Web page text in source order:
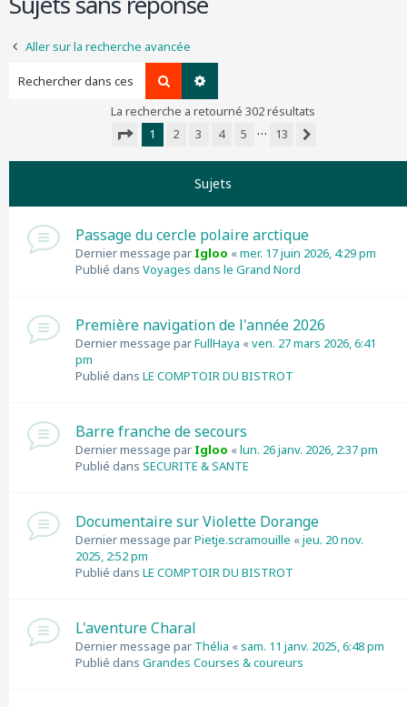
Aller sur la recherche avancée
Rechercher
La recherche a retourné 302 résultats
1 2 3 4 5 …
13
Sujets
Passage du cercle polaire arctique
Dernier message par Igloo «mer. 17 juin 2026, 4:29 pm
Publié dans Voyages dans le Grand Nord
Première navigation de l'année 2026
Dernier message parFullHaya «ven. 27 mars 2026, 6:41
pm
Publié dans LE COMPTOIR DU BISTROT
Barre franche de secours
Dernier message par Igloo «lun. 26 janv. 2026, 2:37 pm
Publié dans SECURITE & SANTE
Documentaire sur Violette Dorange
Dernier message parPietje.scramouille «jeu. 20 nov.
2025, 2:52 pm
Publié dans LE COMPTOIR DU BISTROT
L'aventure Charal
Dernier message par Thélia «sam. 11 janv. 2025, 6:48 pm
Publié dans Grandes Courses & coureurs